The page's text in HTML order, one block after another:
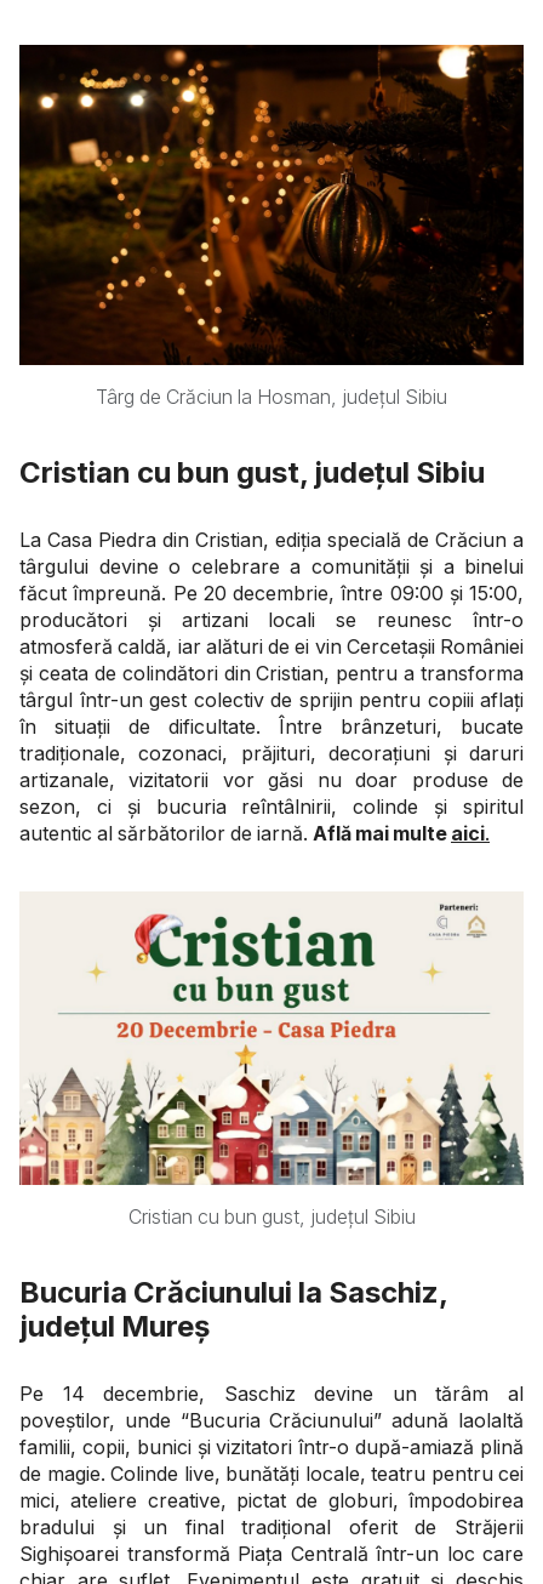
Târg de Crăciun la Hosman, județul Sibiu
Cristian cu bun gust, județul Sibiu
La Casa Piedra din Cristian, ediția specială de Crăciun a
târgului devine o celebrare a comunității și a binelui
făcut împreună. Pe 20 decembrie, între 09:00 și 15:00,
producători și artizani locali se reunesc într-o
atmosferă caldă, iar alături de ei vin Cercetașii României
și ceata de colindători din Cristian, pentru a transforma
târgul într-un gest colectiv de sprijin pentru copiii aflați
în situații de dificultate. Între brânzeturi, bucate
tradiționale, cozonaci, prăjituri, decorațiuni și daruri
artizanale, vizitatorii vor găsi nu doar produse de
sezon, ci și bucuria reîntâlnirii, colinde și spiritul
autentic al sărbătorilor de iarnă. Află mai multe aici.
Cristian cu bun gust, județul Sibiu
Bucuria Crăciunului la Saschiz,
județul Mureș
Pe 14 decembrie, Saschiz devine un tărâm al
poveștilor, unde “Bucuria Crăciunului” adună laolaltă
familii, copii, bunici și vizitatori într-o după-amiază plină
de magie. Colinde live, bunătăți locale, teatru pentru cei
mici, ateliere creative, pictat de globuri, împodobirea
bradului și un final tradițional oferit de Străjerii
Sighișoarei transformă Piața Centrală într-un loc care